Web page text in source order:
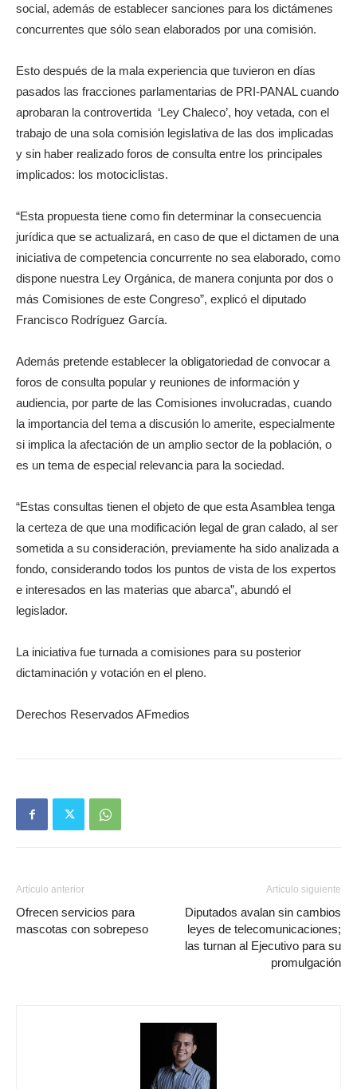
social, además de establecer sanciones para los dictámenes
concurrentes que sólo sean elaborados por una comisión.
Esto después de la mala experiencia que tuvieron en días
pasados las fracciones parlamentarias de PRI-PANAL cuando
aprobaran la controvertida ‘Ley Chaleco’, hoy vetada, con el
trabajo de una sola comisión legislativa de las dos implicadas
y sin haber realizado foros de consulta entre los principales
implicados: los motociclistas.
“Esta propuesta tiene como fin determinar la consecuencia
jurídica que se actualizará, en caso de que el dictamen de una
iniciativa de competencia concurrente no sea elaborado, como
dispone nuestra Ley Orgánica, de manera conjunta por dos o
más Comisiones de este Congreso”, explicó el diputado
Francisco Rodríguez García.
Además pretende establecer la obligatoriedad de convocar a
foros de consulta popular y reuniones de información y
audiencia, por parte de las Comisiones involucradas, cuando
la importancia del tema a discusión lo amerite, especialmente
si implica la afectación de un amplio sector de la población, o
es un tema de especial relevancia para la sociedad.
“Estas consultas tienen el objeto de que esta Asamblea tenga
la certeza de que una modificación legal de gran calado, al ser
sometida a su consideración, previamente ha sido analizada a
fondo, considerando todos los puntos de vista de los expertos
e interesados en las materias que abarca”, abundó el
legislador.
La iniciativa fue turnada a comisiones para su posterior
dictaminación y votación en el pleno.
Derechos Reservados AFmedios
Artículo anterior
Ofrecen servicios para
mascotas con sobrepeso
Artículo siguiente
Diputados avalan sin cambios
leyes de telecomunicaciones;
las turnan al Ejecutivo para su
promulgación